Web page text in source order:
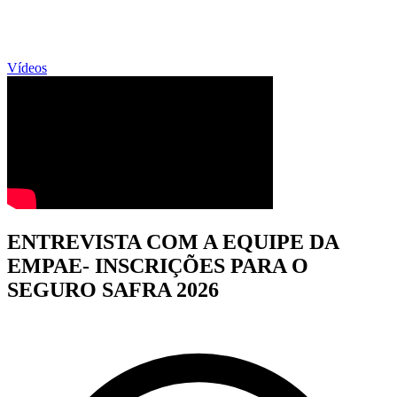
Vídeos
ENTREVISTA COM A EQUIPE DA
EMPAE- INSCRIÇÕES PARA O
SEGURO SAFRA 2026